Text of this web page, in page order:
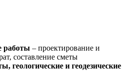
работы – проектирование и
составление сметы
геологические и геодезические